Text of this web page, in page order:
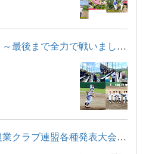
夏の高校野球群馬大会 ～最後まで全力で戦いました～
令和８年度群馬県学校農業クラブ連盟各種発表大会 ガーデン部が...